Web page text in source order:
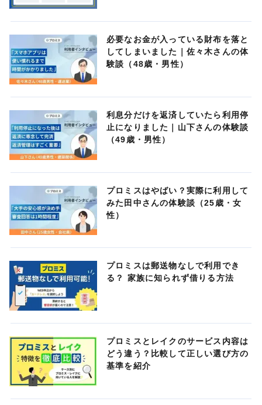
必要なお金が入っている財布を落と
してしまいました｜佐々木さんの体
験談（48歳・男性）
利息分だけを返済していたら利用停
止になりました｜山下さんの体験談
（49歳・男性）
プロミスはやばい？実際に利用して
みた田中さんの体験談（25歳・女
性）
プロミスは郵送物なしで利用でき
る？ 家族に知られず借りる方法
プロミスとレイクのサービス内容は
どう違う？比較して正しい選び方の
基準を紹介